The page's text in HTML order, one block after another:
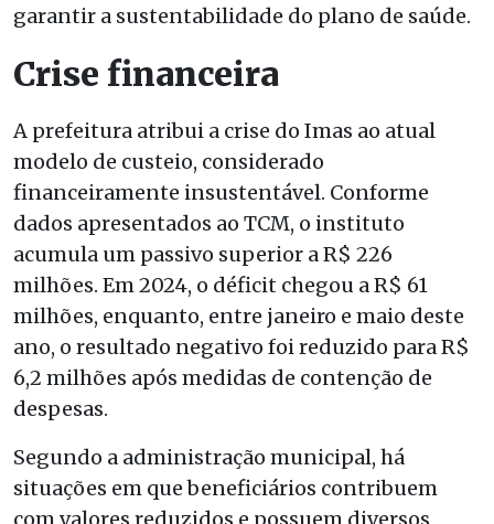
garantir a sustentabilidade do plano de saúde.
Crise financeira
A prefeitura atribui a crise do Imas ao atual
modelo de custeio, considerado
financeiramente insustentável. Conforme
dados apresentados ao TCM, o instituto
acumula um passivo superior a R$ 226
milhões. Em 2024, o déficit chegou a R$ 61
milhões, enquanto, entre janeiro e maio deste
ano, o resultado negativo foi reduzido para R$
6,2 milhões após medidas de contenção de
despesas.
Segundo a administração municipal, há
situações em que beneficiários contribuem